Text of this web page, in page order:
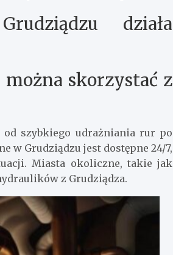
działa
skorzystać z
szybkiego udrażniania rur po
Grudziądzu jest dostępne 24/7,
Miasta okoliczne, takie jak
z Grudziądza.